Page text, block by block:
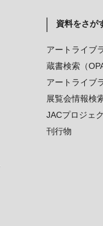
資料をさが
アートライブ
蔵書検索（
アートライブ
展覧会情報検
JACプロジェ
刊行物